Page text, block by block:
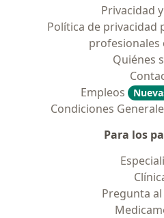
Privacidad
Política de privacidad
profesionales
Quiénes
Empleos
Condiciones
Para los
Pregunta